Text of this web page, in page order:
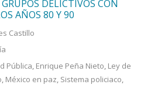
DELICTIVOS CON
AÑOS 80 Y 90
Castillo
Pública, Enrique Peña Nieto, Ley de
, México en paz, Sistema policiaco,